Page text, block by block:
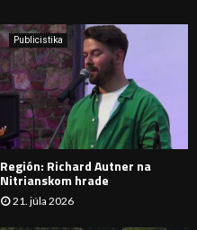
H
D
Publicistika
Región: Richard Autner na
Nitrianskom hrade
21. júla 2026